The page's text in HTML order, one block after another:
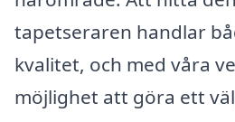
tapetseraren handlar
kvalitet, och med våra
möjlighet att göra ett